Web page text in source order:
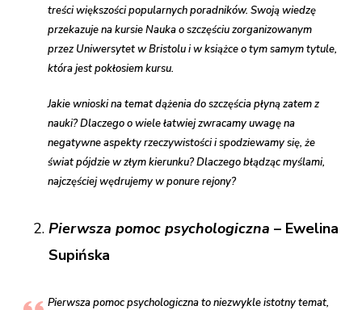
treści większości popularnych poradników. Swoją wiedzę
przekazuje na kursie Nauka o szczęściu zorganizowanym
przez Uniwersytet w Bristolu i w książce o tym samym tytule,
która jest pokłosiem kursu.
Jakie wnioski na temat dążenia do szczęścia płyną zatem z
nauki? Dlaczego o wiele łatwiej zwracamy uwagę na
negatywne aspekty rzeczywistości i spodziewamy się, że
świat pójdzie w złym kierunku? Dlaczego błądząc myślami,
najczęściej wędrujemy w ponure rejony?
Pierwsza pomoc psychologiczna – Ewelina
Supińska
Pierwsza pomoc psychologiczna to niezwykle istotny temat,